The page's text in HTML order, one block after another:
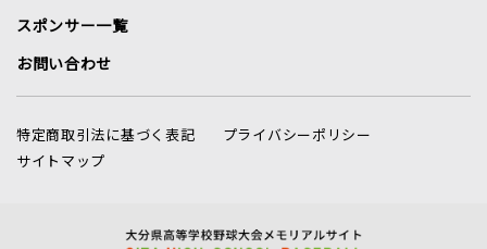
スポンサー一覧
お問い合わせ
特定商取引法に基づく表記
プライバシーポリシー
サイトマップ